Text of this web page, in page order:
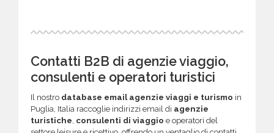
Contatti B2B di agenzie viaggio,
consulenti e operatori turistici
Il nostro database email agenzie viaggi e turismo in
Puglia, Italia raccoglie indirizzi email di agenzie
turistiche, consulenti di viaggio e operatori del